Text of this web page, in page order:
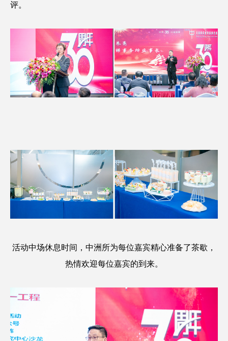
评。
活动中场休息时间，中洲所为每位嘉宾精心准备了茶歇，
热情欢迎每位嘉宾的到来。